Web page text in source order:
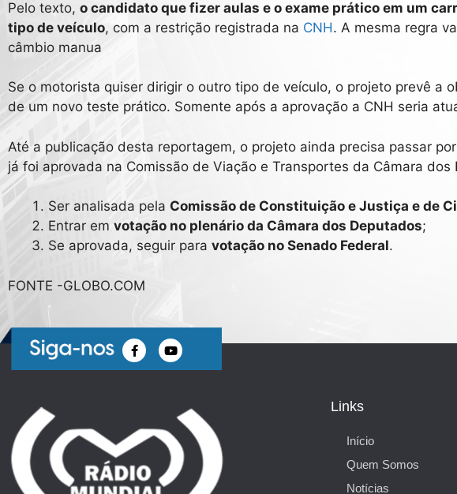
Pelo texto, o candidato que fizer aulas e o exame prático em um
tipo de veículo, com a restrição registrada na CNH. A mesma regra
câmbio manua
Se o motorista quiser dirigir o outro tipo de veículo, o projeto prevê a
de um novo teste prático. Somente após a aprovação a CNH seria
Até a publicação desta reportagem, o projeto ainda precisa passar
já foi aprovada na Comissão de Viação e Transportes da Câmara
Ser analisada pela Comissão de Constituição e Justiça e de
Entrar em votação no plenário da Câmara dos Deputados;
Se aprovada, seguir para votação no Senado Federal.
FONTE -GLOBO.COM
Links
Início
Quem Somos
Notícias